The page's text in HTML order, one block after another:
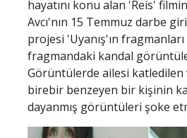
hayatını konu alan 'Reis'
Avcı'nın 15 Temmuz darbe
projesi 'Uyanış'ın fragmanları
fragmandaki kandal
Görüntülerde ailesi katledilen
birebir benzeyen bir kişinin
dayanmış görüntüleri şoke